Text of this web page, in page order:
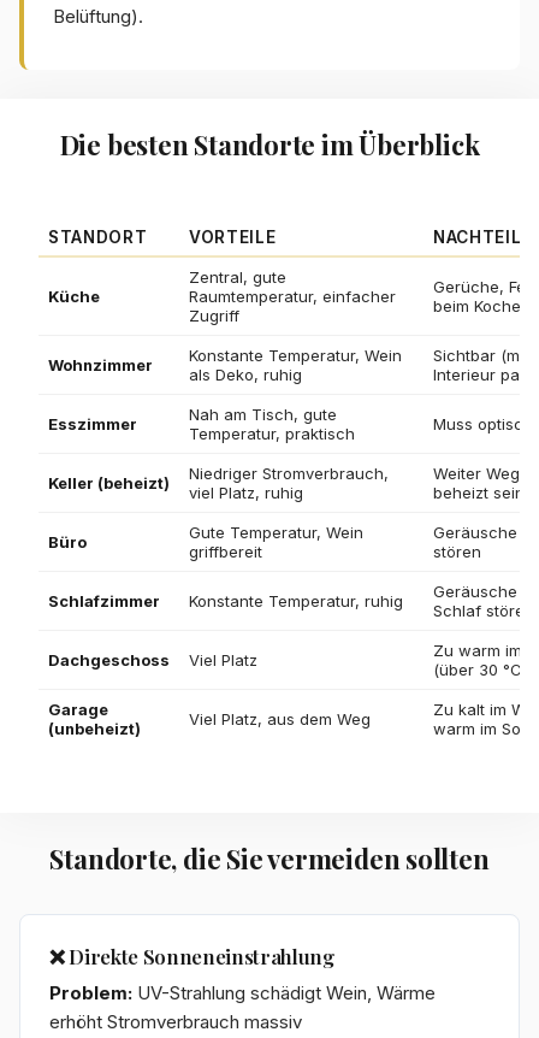
Belüftung).
Die besten Standorte im Überblick
STANDORT VORTEILE NACHTEILE
Küche
Zentral, gute
Raumtemperatur, einfacher
Zugriff
Gerüche,
beim Kochen
Wohnzimmer
Konstante Temperatur, Wein
als Deko, ruhig
Sichtbar
Interieur
Esszimmer
Nah am Tisch, gute
Temperatur, praktisch
Muss optisch
Keller (beheizt)
Niedriger Stromverbrauch,
viel Platz, ruhig
Weiter Weg,
beheizt sein
Büro
Gute Temperatur, Wein
griffbereit
Geräusche
stören
Schlafzimmer Konstante Temperatur, ruhig
Geräusche
Schlaf stören
Dachgeschoss Viel Platz
Zu warm im
(über 30 °C)
Garage
(unbeheizt)
Viel Platz, aus dem Weg
Zu kalt im
warm im
Standorte, die Sie vermeiden sollten
❌ Direkte Sonneneinstrahlung
Problem: UV-Strahlung schädigt Wein, Wärme
erhöht Stromverbrauch massiv